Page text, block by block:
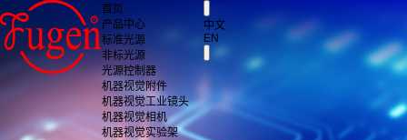
首页
产品中心
标准光源
非标光源
光源控制器
机器视觉附件
机器视觉工业镜头
机器视觉相机
机器视觉实验架
中文
EN